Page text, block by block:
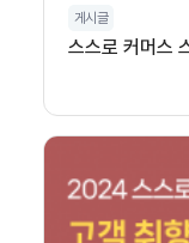
게시글
스스로 커머스